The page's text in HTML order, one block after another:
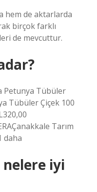
hem de aktarlarda
birçok farklı
de mevcuttur.
Petunya Tübüler
Tübüler Çiçek 100
Tarım
daha
iyi